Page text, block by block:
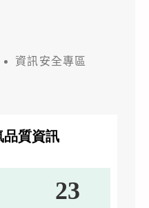
資訊安全專區